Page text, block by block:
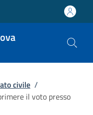
civile /
il voto presso